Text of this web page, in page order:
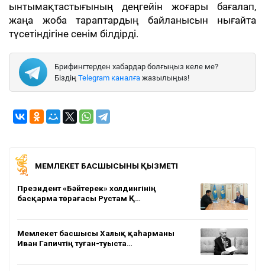
ынтымақтастығының деңгейін жоғары бағалап,
жаңа жоба тараптардың байланысын нығайта
түсетіндігіне сенім білдірді.
Брифингтерден хабардар болғыңыз келе ме?
Біздің Telegram каналға жазылыңыз!
МЕМЛЕКЕТ БАСШЫСЫНЫҢ ҚЫЗМЕТІ
Президент «Бәйтерек» холдингінің
басқарма төрағасы Рустам Қ…
Мемлекет басшысы Халық қаһарманы
Иван Гапичтің туған-туыста…